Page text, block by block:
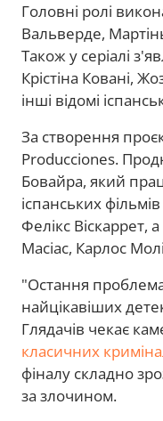
Головні ролі
Вальверде,
Також у серіалі
Крістіна Ковані,
інші відомі
За створення
Producciones.
Бовайра, який
іспанських
Фелікс Віскаррет,
Масіас, Карлос
"Остання
найцікавіших
Глядачів чекає
класичних
фіналу складно
за злочином.